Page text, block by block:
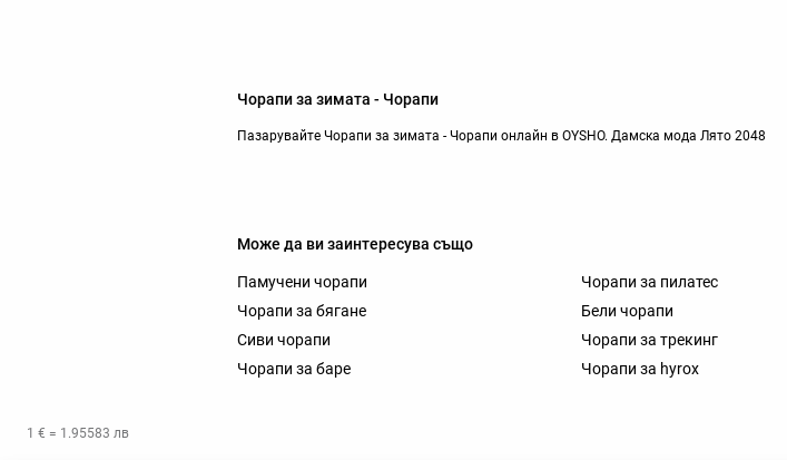
Чорапи за зимата - Чорапи
Пазарувайте Чорапи за зимата - Чорапи онлайн в OYSHO. Дамска мода Лято 2048
Може да ви заинтересува също
Памучени чорапи Чорапи за пилатес
Чорапи за бягане
Бели чорапи
Сиви чорапи
Чорапи за трекинг
Чорапи за баре
Чорапи за hyrox
1 € = 1.95583 лв